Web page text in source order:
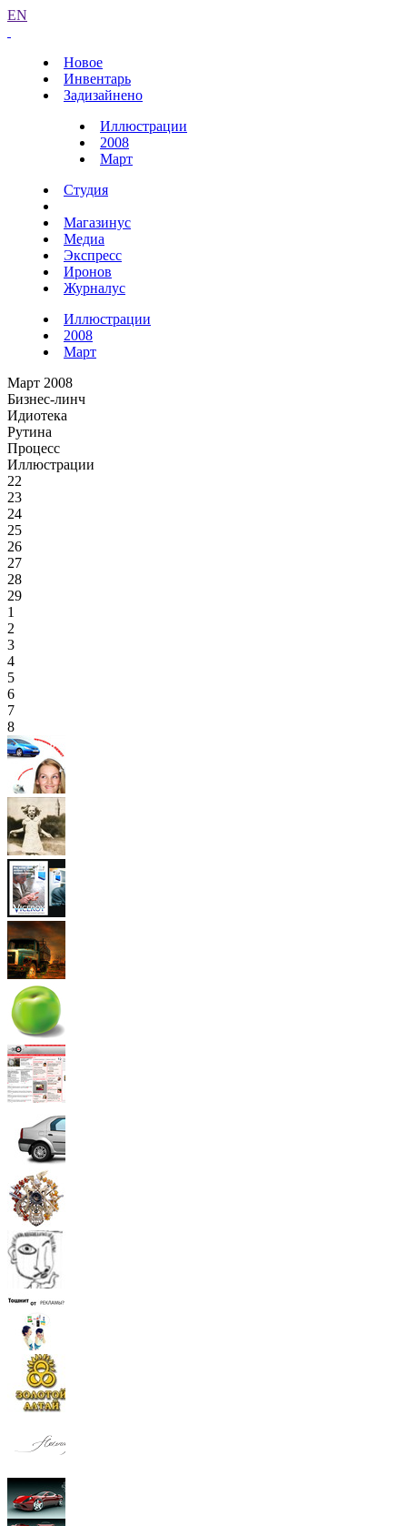
EN
Новое
Инвентарь
Задизайнено
Иллюстрации
2008
Март
Студия
Магазинус
Медиа
Экспресс
Иронов
Журналус
Иллюстрации
2008
Март
Март 2008
Бизнес-линч
Идиотека
Рутина
Процесс
Иллюстрации
22
23
24
25
26
27
28
29
1
2
3
4
5
6
7
8